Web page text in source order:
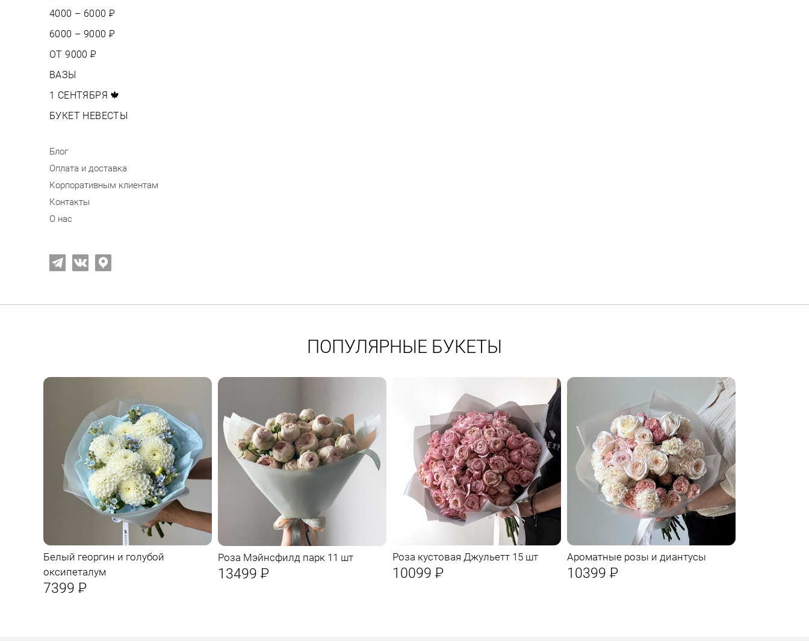
4000 – 6000 Р
6000 – 9000 Р
ОТ 9000Р
ВАЗЫ
1 СЕНТЯБРЯ 🍁
БУКЕТ НЕВЕСТЫ
Блог
Оплата и доставка
Корпоративным клиентам
Контакты
О нас
ПОПУЛЯРНЫЕ БУКЕТЫ
Белый георгин и голубой
оксипеталум
7399 Р
Роза Мэйнсфилд парк 11 шт
13499 Р
Роза кустовая Джульетт 15 шт
10099 Р
Ароматные розы и диантусы
10399 Р